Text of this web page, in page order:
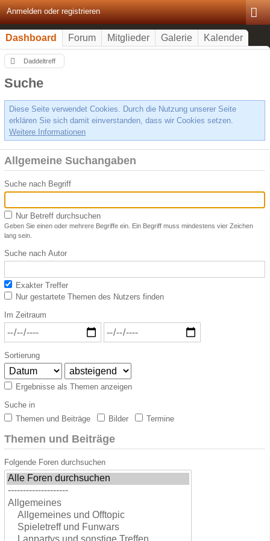
Anmelden oder registrieren
Dashboard Forum Mitglieder Galerie Kalender
Daddeltreff
Suche
Diese Seite verwendet Cookies. Durch die Nutzung unserer Seite
erklären Sie sich damit einverstanden, dass wir Cookies setzen.
Weitere Informationen
Allgemeine Suchangaben
Suche nach Begriff
Nur Betreff durchsuchen
Geben Sie einen oder mehrere Begriffe ein. Ein Begriff muss mindestens vier Zeichen
lang sein.
Suche nach Autor
Exakter Treffer
Nur gestartete Themen des Nutzers finden
Im Zeitraum
Sortierung
Ergebnisse als Themen anzeigen
Suche in
Themen und Beiträge
Bilder Termine
Themen und Beiträge
Folgende Foren durchsuchen